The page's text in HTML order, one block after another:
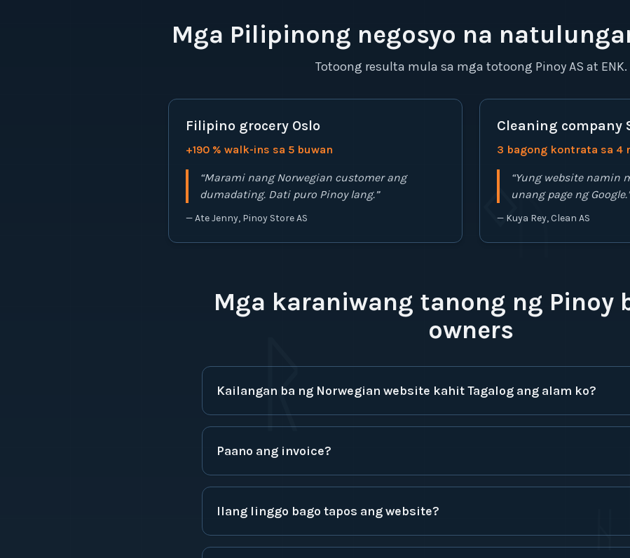
ᛜᚢ
ᚺ
ᚱ
Mga Pilipinong negosyo na
Totoong resulta mula sa mga totoong Pinoy AS at ENK.
Filipino grocery Oslo
+190 % walk-ins sa 5 buwan
“Marami nang Norwegian customer ang
dumadating. Dati puro Pinoy lang.”
—Ate Jenny, Pinoy Store AS
Cleaning company
3 bagong kontrata sa 4
“Yung website namin
unang page ng Google.
— Kuya Rey, Clean AS
Mga karaniwang tanong ng Pinoy
owners
Kailangan ba ng Norwegian website kahit Tagalog ang alam ko?
Paano ang invoice?
Ilang linggo bago tapos ang website?